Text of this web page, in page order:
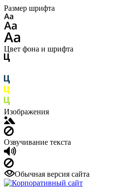
Размер шрифта
Цвет фона и шрифта
Изображения
Озвучивание текста
Обычная версия сайта